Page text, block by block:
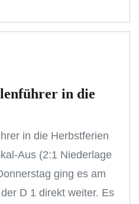
in die
in die Herbstferien
Aus (2:1 Niederlage
ging es am
D 1 direkt weiter. Es